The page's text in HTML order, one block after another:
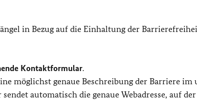
in Bezug auf die Einhaltung der
Kontaktformular.
möglichst genaue Beschreibung der Barriere im
automatisch die genaue Webadresse, auf